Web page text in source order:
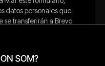
ON SOM?